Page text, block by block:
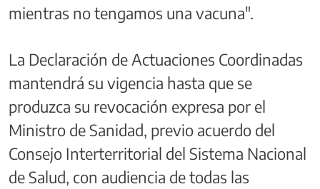
mientras no tengamos una vacuna".
La Declaración de Actuaciones Coordinadas
mantendrá su vigencia hasta que se
produzca su revocación expresa por el
Ministro de Sanidad, previo acuerdo del
Consejo Interterritorial del Sistema Nacional
de Salud, con audiencia de todas las